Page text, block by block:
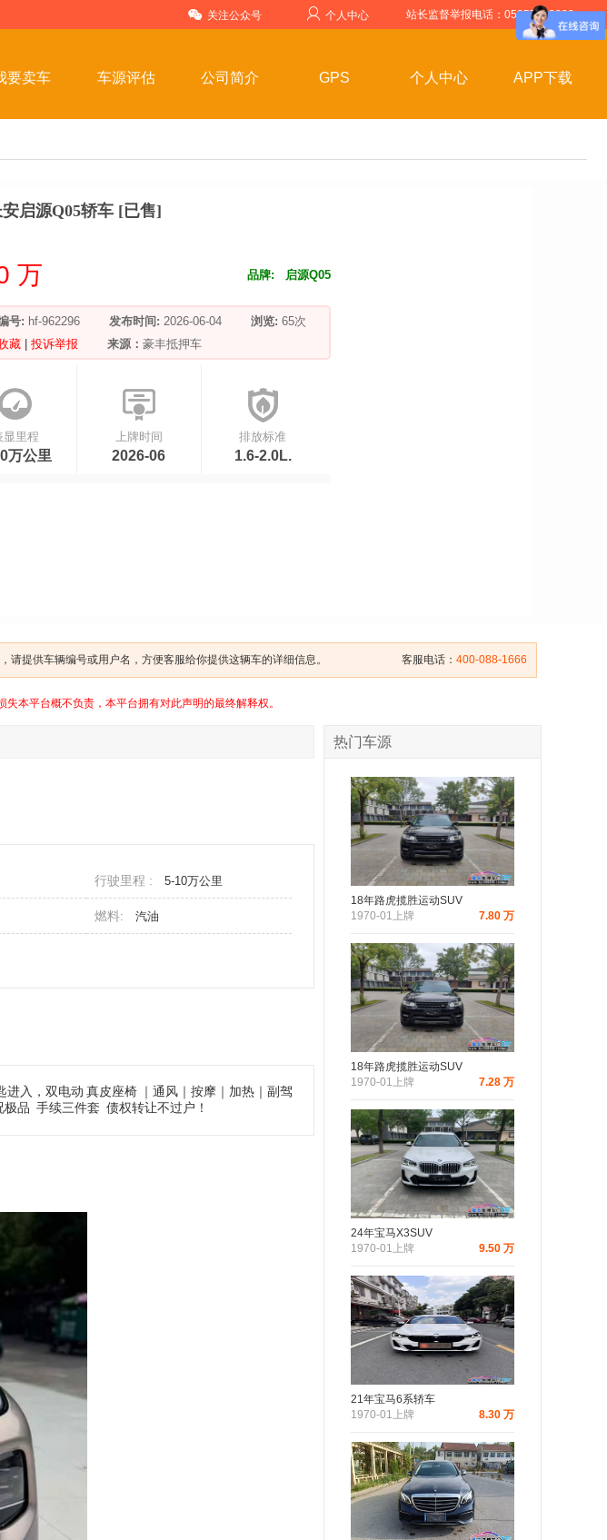
关注公众号 个人中心 站长监督举报电话：05357599999
要卖车 车源评估 公司简介 GPS 个人中心 APP下载
启源Q05轿车 [已售]
万 品牌: 启源Q05
号: hf-962296 发布时间: 2026-06-04 浏览: 65次
藏
投诉举报 来源： 豪丰抵押车
显里程
万公里
上牌时间
2026-06
排放标准
1.6-2.0L.
客服电话： 400-088-1666
提供车辆编号或用户名，方便客服给你提供这辆车的详细信息。
本平台概不负责，本平台拥有对此声明的最终解释权。
行驶里程 : 5-10万公里
燃料: 汽油
进入，双电动 真皮座椅 ｜通风｜按摩｜加热｜副驾
极品 手续三件套 债权转让不过户！
热门车源
18年路虎揽胜运动SUV
1970-01上牌
7.80 万
18年路虎揽胜运动SUV
1970-01上牌
7.28 万
24年宝马X3SUV
1970-01上牌
9.50 万
21年宝马6系轿车
1970-01上牌
8.30 万